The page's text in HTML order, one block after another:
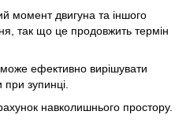
момент двигуна та іншого
так що це продовжить термін
ефективно вирішувати
при зупинці.
навколишнього простору.